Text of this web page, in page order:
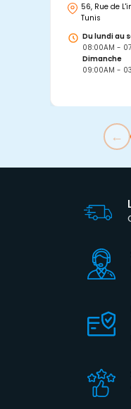
56, Rue de
Tunis
Du lundi au
08:00AM -
Dimanche
09:00AM -
←